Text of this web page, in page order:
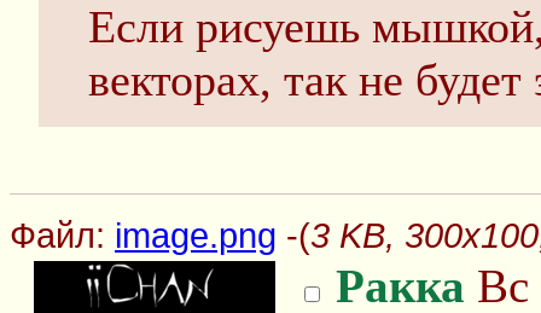
Если рисуешь
векторах, так не
Файл: image.png -(3 KB,
Ракка Вс